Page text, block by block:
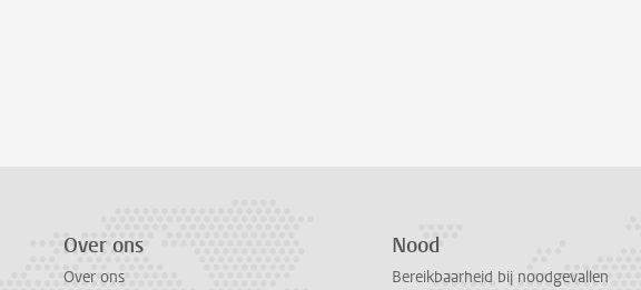
Over ons
Over ons
Nood
Bereikbaarheid bij noodgevallen